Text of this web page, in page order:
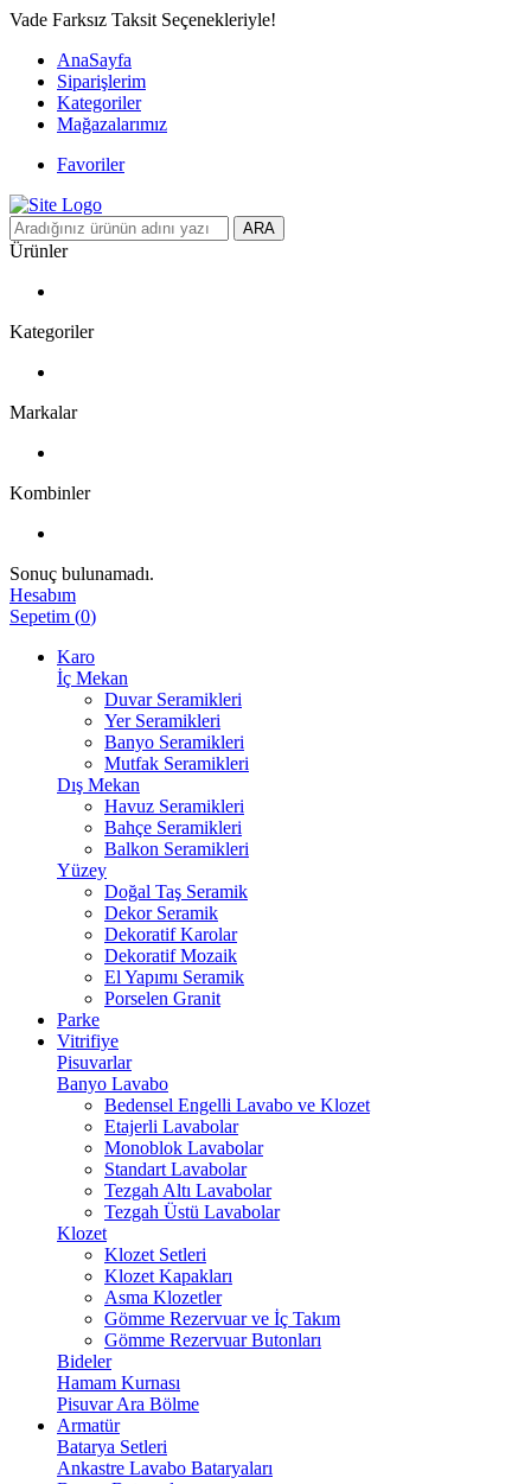
Vade Farksız Taksit Seçenekleriyle!
AnaSayfa
Siparişlerim
Kategoriler
Mağazalarımız
Favoriler
ARA
Ürünler
Kategoriler
Markalar
Kombinler
Sonuç bulunamadı.
Hesabım
Sepetim (0)
Karo
İç Mekan
Duvar Seramikleri
Yer Seramikleri
Banyo Seramikleri
Mutfak Seramikleri
Dış Mekan
Havuz Seramikleri
Bahçe Seramikleri
Balkon Seramikleri
Yüzey
Doğal Taş Seramik
Dekor Seramik
Dekoratif Karolar
Dekoratif Mozaik
El Yapımı Seramik
Porselen Granit
Parke
Vitrifiye
Pisuvarlar
Banyo Lavabo
Bedensel Engelli Lavabo ve Klozet
Etajerli Lavabolar
Monoblok Lavabolar
Standart Lavabolar
Tezgah Altı Lavabolar
Tezgah Üstü Lavabolar
Klozet
Klozet Setleri
Klozet Kapakları
Asma Klozetler
Gömme Rezervuar ve İç Takım
Gömme Rezervuar Butonları
Bideler
Hamam Kurnası
Pisuvar Ara Bölme
Armatür
Batarya Setleri
Ankastre Lavabo Bataryaları